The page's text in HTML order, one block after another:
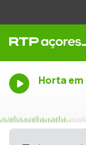
Horta em